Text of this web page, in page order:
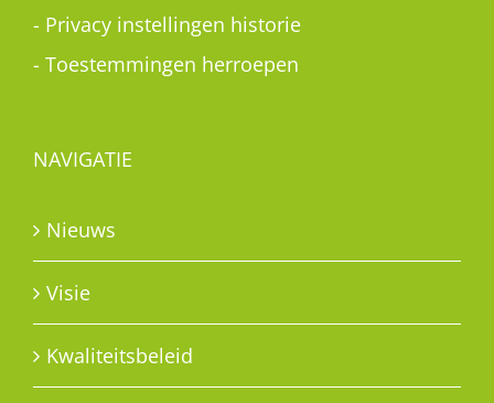
- Privacy instellingen historie
- Toestemmingen herroepen
NAVIGATIE
Nieuws
Visie
Kwaliteitsbeleid